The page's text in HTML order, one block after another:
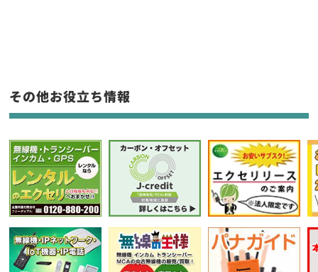
フリーワード入力(製品名等)
選択条件をリセット
その他お役立ち情報